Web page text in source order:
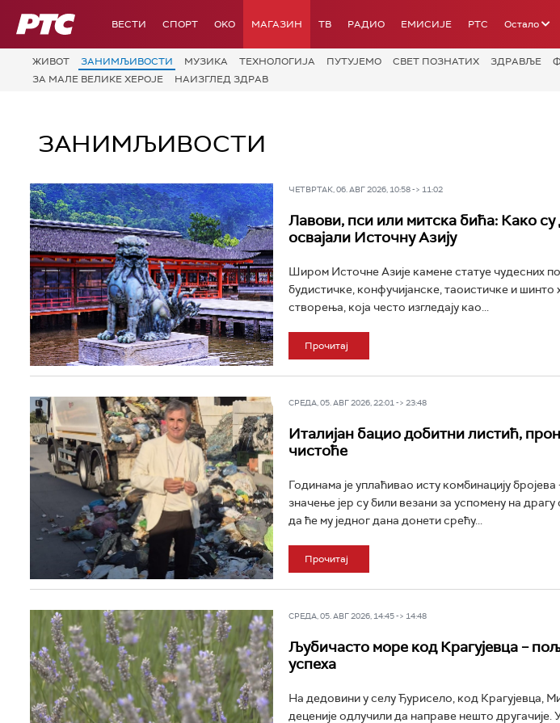
РТС ВЕСТИ СПОРТ OKO МАГАЗИН ТВ РАДИО ЕМИСИЈЕ РТС Остало
ЖИВОТ ЗАНИМЉИВОСТИ МУЗИКА ТЕХНОЛОГИЈA ПУТУЈЕМО СВЕТ ПОЗНАТИХ ЗДРАВЉЕ
ЗА МАЛЕ ВЕЛИКЕ ХЕРОЈЕ
НАИЗГЛЕД ЗДРАВ
ЗАНИМЉИВОСТИ
ЧЕТВРТАК, 06. АВГ 2026, 10:58 -> 11:02
Лавови, пси или митска бића: Како
освајали Источну Азију
Широм Источне Азије камене статуе чудесних
будистичке, конфучијанске, таоистичке и шинто
створења, која често изгледају као...
Прочитај
СРЕДА, 05. АВГ 2026, 22:01 -> 23:48
Италијан бацио добитни листић,
чистоће
Годинама је уплаћивао исту комбинацију
значење јер су били везани за успомену на
да ће му једног дана донети срећу...
Прочитај
СРЕДА, 05. АВГ 2026, 14:45 -> 14:48
Љубичасто море код Крагујевца –
успеха
На дедовини у селу Ђурисело, код Крагујевца,
деценије одлучили да направе нешто